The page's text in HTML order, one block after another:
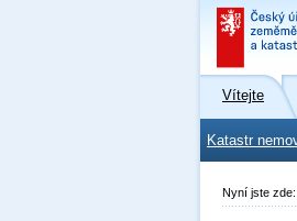
Vítejte
Katastr
Nyní jste zde: